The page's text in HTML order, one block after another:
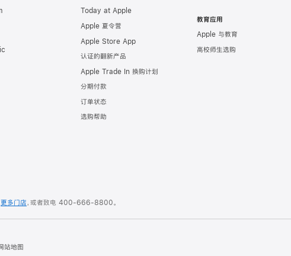
Today at Apple
Apple 夏令营
Apple Store App
认证的翻新产品
Apple Trade In 换购计划
分期付款
订单状态
选购帮助
教育应用
Apple 与教育
高校师生选购
更多门店，或者致电 400-666-8800。
站地图